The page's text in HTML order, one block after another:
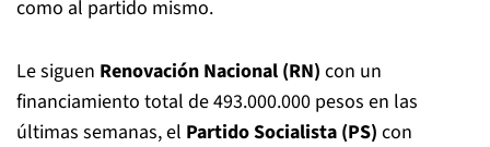
como al partido mismo.
Le siguen Renovación Nacional (RN) con un
financiamiento total de 493.000.000 pesos en las
últimas semanas, el Partido Socialista (PS) con